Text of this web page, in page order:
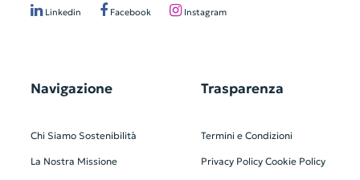
Linkedin Facebook Instagram
Navigazione
Chi Siamo Sostenibilità
La Nostra Missione
Trasparenza
Termini e Condizioni
Privacy Policy Cookie Policy